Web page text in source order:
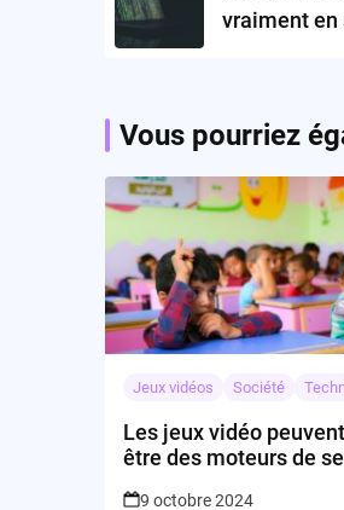
vraiment en
Vous pourriez
Jeux vidéos Société
Les jeux vidéo
être des moteurs de
9 octobre 2024